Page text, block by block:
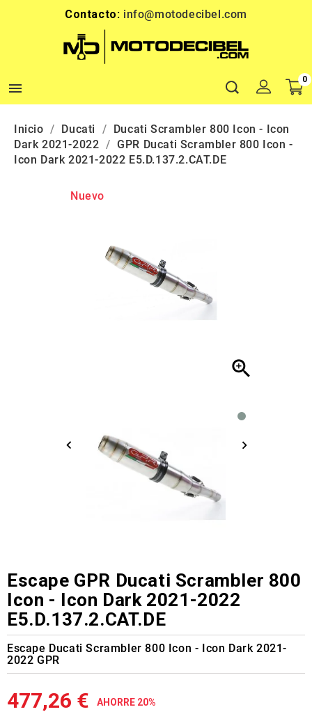
Contacto: info@motodecibel.com

0
Inicio Ducati
Ducati Scrambler 800 Icon - Icon
Dark 2021-2022
GPR Ducati Scrambler 800 Icon -
Icon Dark 2021-2022 E5.D.137.2.CAT.DE
Nuevo

Escape GPR Ducati Scrambler 800
Icon - Icon Dark 2021-2022
E5.D.137.2.CAT.DE
Escape Ducati Scrambler 800 Icon - Icon Dark 2021-
2022 GPR
477,26 € AHORRE 20%